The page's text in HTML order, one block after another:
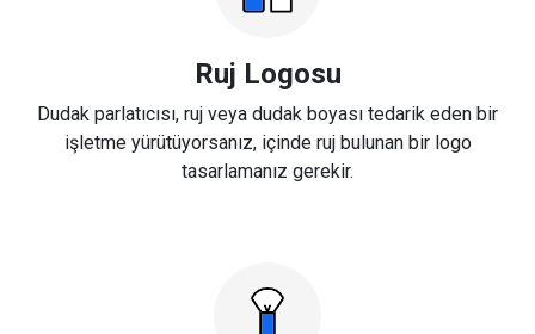
Ruj Logosu
Dudak parlatıcısı, ruj veya dudak boyası tedarik eden bir
işletme yürütüyorsanız, içinde ruj bulunan bir logo
tasarlamanız gerekir.